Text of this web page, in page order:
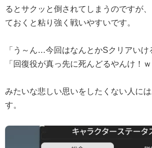
るとサクッと倒されてしまうのですが
ておくと粘り強く戦いやすいです。
「う～ん…今回はなんとかSクリアいけ
「回復役が真っ先に死んどるやんけ！ｗ
みたいな悲しい思いをしたくない人に
す。